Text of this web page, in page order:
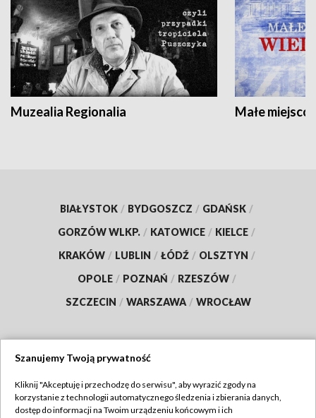
Muzealia Regionalia Małe
BIAŁYSTOK / BYDGOSZCZ / GDAŃSK /
GORZÓW WLKP. / KATOWICE / KIELCE /
KRAKÓW / LUBLIN / ŁÓDŹ / OLSZTYN /
OPOLE / POZNAŃ / RZESZÓW /
SZCZECIN / WARSZAWA / WROCŁAW
TVP
Szanujemy Twoją prywatność
Kliknij "Akceptuję i przechodzę do serwisu", aby wyrazić zgody na
korzystanie z technologii automatycznego śledzenia i zbierania danych,
dostęp do informacji na Twoim urządzeniu końcowym i ich